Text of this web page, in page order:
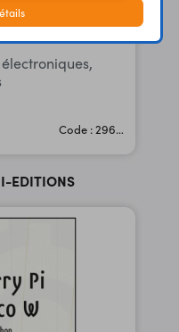
Code : 29656
EDITIONS